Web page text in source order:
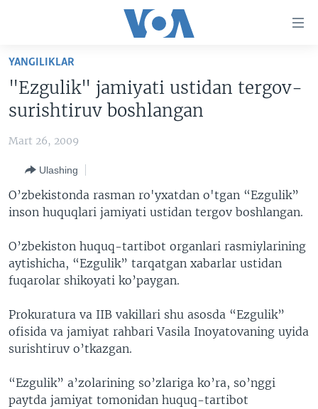
Boshiga
qayting
Qidiruvga
o'ting
AMERIKA
VATANDOSHLAR
MULTIMEDIA
XALQARO HAYOT
VASHINGTON CHOYXONASI
VIDEO
XABARLAR SURATLARDA
FACEBOOK
YOUTUBE
ODNOKLASSNIKI
TELEGRAM
TWITTER
INGLIZ TILI DARSLARI
EDITORIAL
Learning English
YANGILIKLAR
"Ezgulik" jamiyati ustidan tergov-
surishtiruv boshlangan
Mart 26, 2009
Ulashing
O’zbekistonda rasman ro'yxatdan o'tgan “Ezgulik”
inson huquqlari jamiyati ustidan tergov boshlangan.
O’zbekiston huquq-tartibot organlari rasmiylarining
aytishicha, “Ezgulik” tarqatgan xabarlar ustidan
fuqarolar shikoyati ko’paygan.
Prokuratura va IIB vakillari shu asosda “Ezgulik”
ofisida va jamiyat rahbari Vasila Inoyatovaning uyida
surishtiruv o’tkazgan.
“Ezgulik” a’zolarining so’zlariga ko’ra, so’nggi
paytda jamiyat tomonidan huquq-tartibot